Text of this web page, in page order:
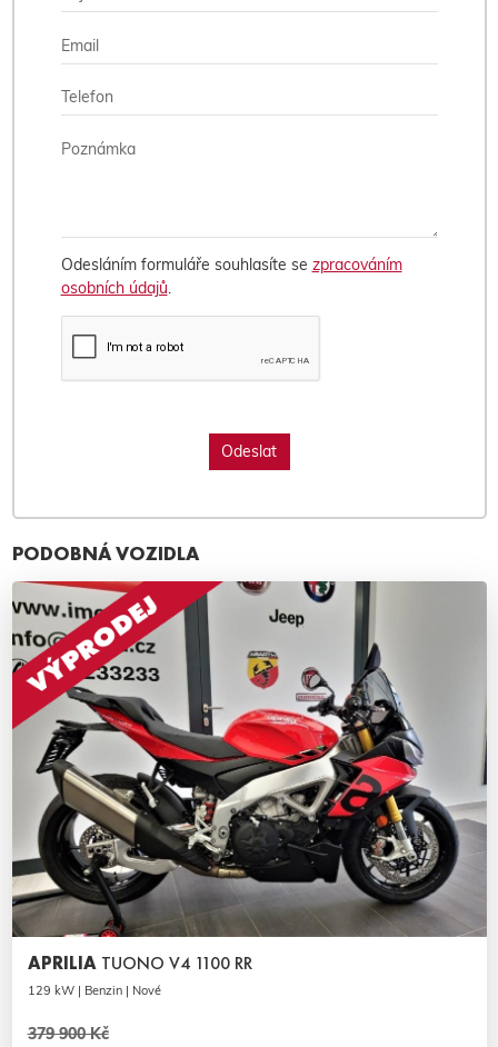
Odesláním formuláře souhlasíte se zpracováním
osobních údajů.
PODOBNÁ VOZIDLA
APRILIA TUONO V4 1100 RR
129 kW | Benzin | Nové
379 900 Kč